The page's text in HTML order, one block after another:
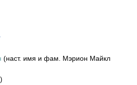
(наст. имя и фам. Мэрион Майкл